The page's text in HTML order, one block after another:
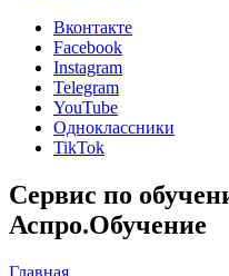
Вконтакте
Facebook
Instagram
Telegram
YouTube
Одноклассники
TikTok
Сервис по
Аспро.Обучение
Главная